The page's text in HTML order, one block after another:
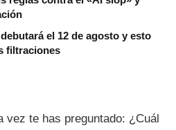
el 12 de agosto y esto
filtraciones
vez te has preguntado: ¿Cuál